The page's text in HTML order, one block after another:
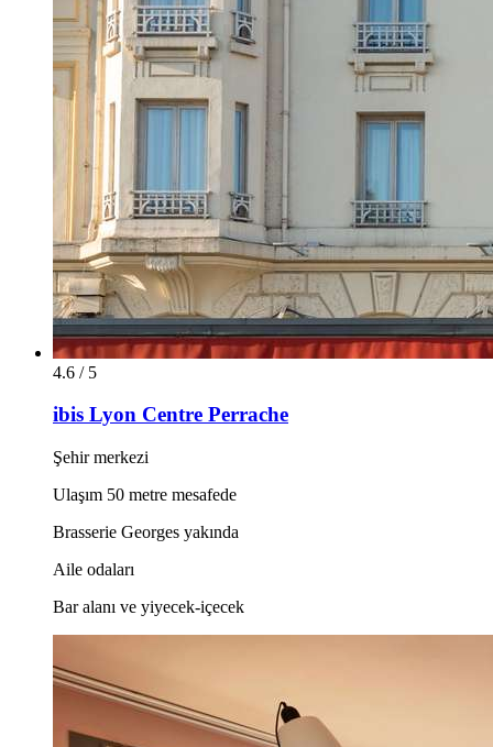
4.6 / 5
ibis Lyon Centre Perrache
Şehir merkezi
Ulaşım 50 metre mesafede
Brasserie Georges yakında
Aile odaları
Bar alanı ve yiyecek-içecek